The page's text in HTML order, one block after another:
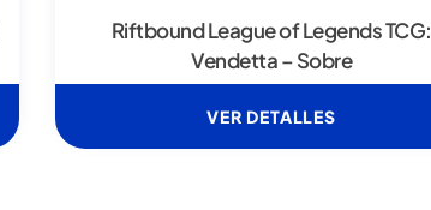
Riftbound League of Legends TCG:
Vendetta – Sobre
VER DETALLES